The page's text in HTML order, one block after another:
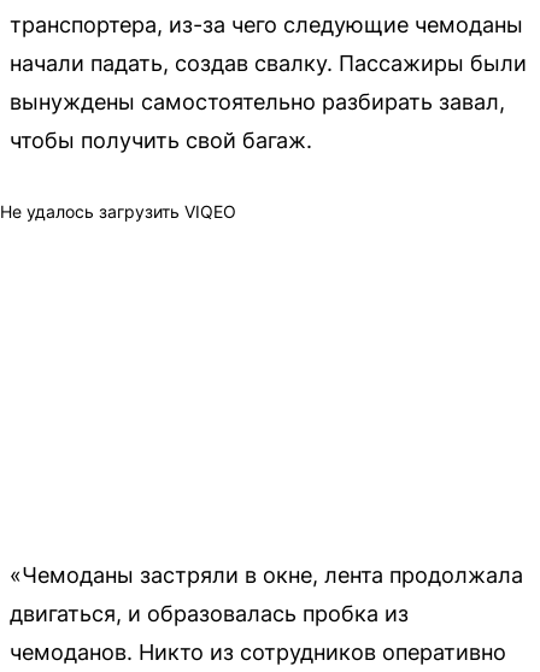
транспортера, из-за чего следующие чемоданы
начали падать, создав свалку. Пассажиры были
вынуждены самостоятельно разбирать завал,
чтобы получить свой багаж.
Не удалось загрузить VIQEO
«Чемоданы застряли в окне, лента продолжала
двигаться, и образовалась пробка из
чемоданов. Никто из сотрудников оперативно